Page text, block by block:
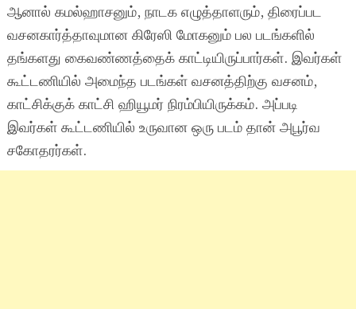
ஆனால் கமல்ஹாசனும், நாடக எழுத்தாளரும், திரைப்பட
வசனகார்த்தாவுமான கிரேஸி மோகனும் பல படங்களில்
தங்களது கைவண்ணத்தைக் காட்டியிருப்பார்கள். இவர்கள்
கூட்டணியில் அமைந்த படங்கள் வசனத்திற்கு வசனம்,
காட்சிக்குக் காட்சி ஹியூமர் நிரம்பியிருக்கம். அப்படி
இவர்கள் கூட்டணியில் உருவான ஒரு படம் தான் அபூர்வ
சகோதரர்கள்.